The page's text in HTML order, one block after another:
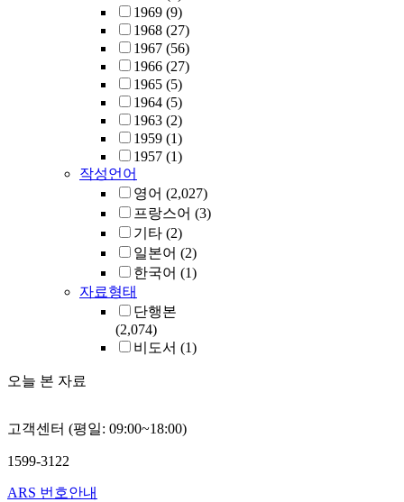
1969 (9)
1968 (27)
1967 (56)
1966 (27)
1965 (5)
1964 (5)
1963 (2)
1959 (1)
1957 (1)
작성언어
영어 (2,027)
프랑스어 (3)
기타 (2)
일본어 (2)
한국어 (1)
자료형태
단행본
(2,074)
비도서 (1)
오늘 본 자료
고객센터 (평일: 09:00~18:00)
1599-3122
ARS 번호안내